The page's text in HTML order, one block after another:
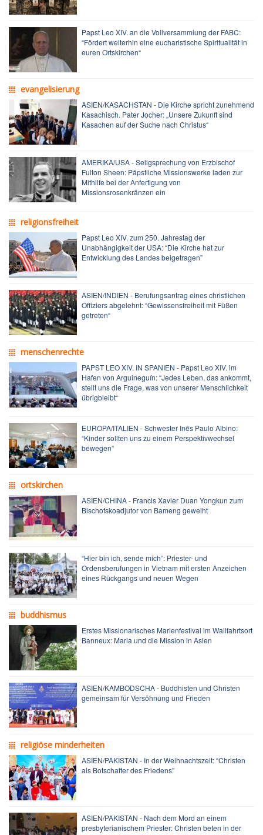
Papst Leo XIV. an die Vollversammlung der FABC:
“Fördert weiterhin eine eucharistische Spiritualität in
euren Ortskirchen“
evangelisierung
ASIEN/KASACHSTAN - Die Kirche spricht zunehmend
Kasachisch. Pater Jocher: „Unsere Zukunft sind
Kasachen auf der Suche nach Christus“
AMERIKA/USA - Seligsprechung von Erzbischof
Fulton Sheen: Päpstliche Missionswerke laden zur
Mithilfe bei der Anfertigung von
Missionsrosenkränzen ein
religionsfreiheit
Papst Leo XIV. zum 250. Jahrestag der
Unabhängigkeit der USA: “Die Kirche hat zur
Entwicklung des Landes beigetragen”
ASIEN/INDIEN - Berufungsantrag eines christlichen
Offiziers abgelehnt: “Gewissensfreiheit mit Füßen
getreten“
menschenrechte
PAPST LEO XIV. IN SPANIEN - Papst Leo XIV. im
Hafen von Arguineguín: “Jedes Leben, das ankommt,
stellt uns die Frage, was von unserer Menschlichkeit
übrigbleibt“
EUROPA/ITALIEN - Schwester Inês Paulo Albino:
“Kinder sollten uns zu einem Perspektivwechsel
bewegen”
ortskirchen
ASIEN/CHINA - Francis Xavier Duan Yongkun zum
Bischofskoadjutor von Bameng geweiht
“Hier bin ich, sende mich”: Priester- und
Ordensberufungen in Vietnam mit ersten Anzeichen
eines Rückgangs und neuen Wegen
buddhismus
Erstes Missionarisches Marienfestival im Wallfahrtsort
Banneux: Maria und die Mission in Asien
ASIEN/KAMBODSCHA - Buddhisten und Christen
gemeinsam für Versöhnung und Frieden
religiöse minderheiten
ASIEN/PAKISTAN - In der Weihnachtszeit: “Christen
als Botschafter des Friedens”
ASIEN/PAKISTAN - Nach dem Mord an einem
presbyterianischem Priester: Christen beten in der